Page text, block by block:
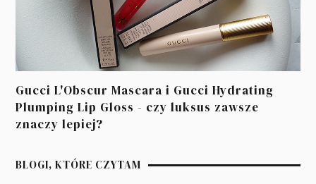
Gucci L'Obscur Mascara i Gucci Hydrating
Plumping Lip Gloss - czy luksus zawsze
znaczy lepiej?
BLOGI, KTÓRE CZYTAM